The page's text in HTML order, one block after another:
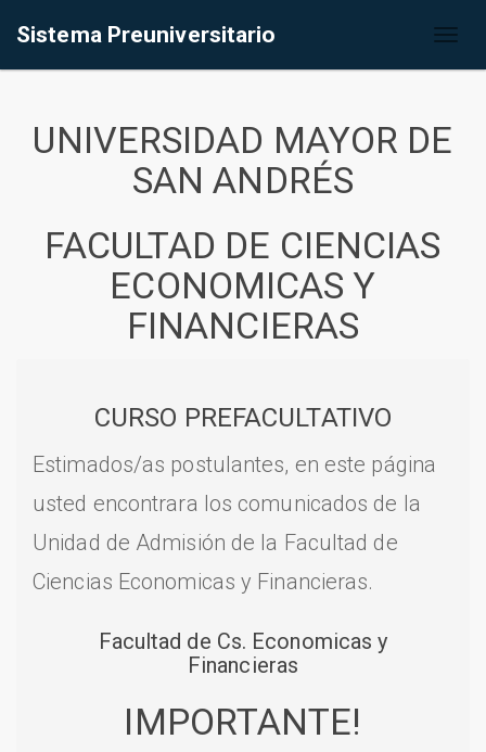
Sistema Preuniversitario
UNIVERSIDAD MAYOR DE
SAN ANDRÉS
FACULTAD DE CIENCIAS
ECONOMICAS Y
FINANCIERAS
CURSO PREFACULTATIVO
Estimados/as postulantes, en este página
usted encontrara los comunicados de la
Unidad de Admisión de la Facultad de
Ciencias Economicas y Financieras.
Facultad de Cs. Economicas y
Financieras
IMPORTANTE!